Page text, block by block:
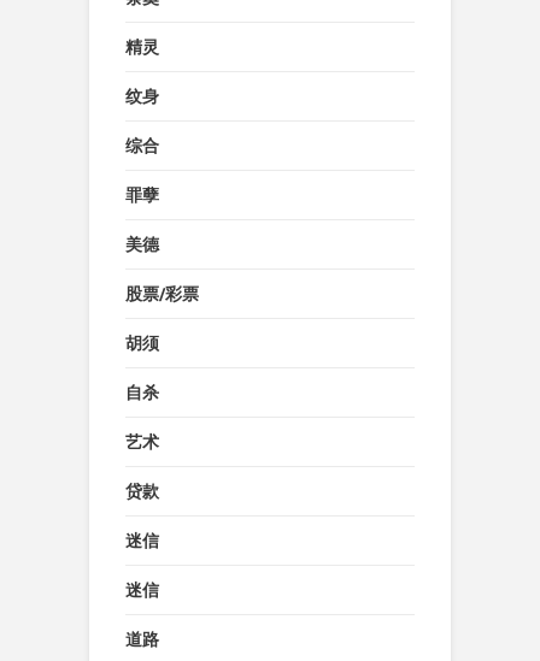
精灵
纹身
综合
罪孽
美德
股票/彩票
胡须
自杀
艺术
贷款
迷信
迷信
道路